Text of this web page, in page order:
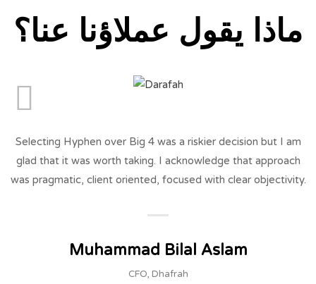
ماذا يقول عملاؤنا عنا؟
Selecting Hyphen over Big 4 was a riskier decision but I am
glad that it was worth taking. I acknowledge that approach
was pragmatic, client oriented, focused with clear objectivity.
Muhammad Bilal Aslam
CFO, Dhafrah